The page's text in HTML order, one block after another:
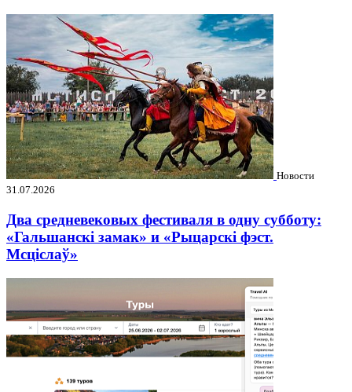
Новости
31.07.2026
Два средневековых фестиваля в одну субботу:
«Гальшанскі замак» и «Рыцарскі фэст.
Мсціслаў»